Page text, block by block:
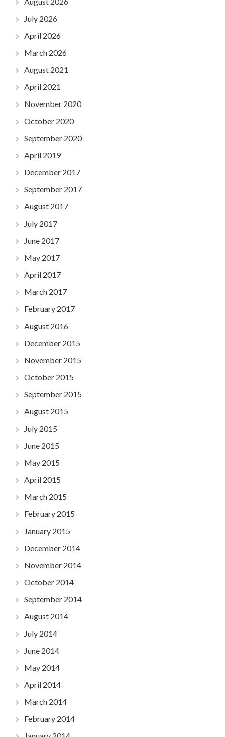
July 2026
April 2026
March 2026
August 2021
April 2021
November 2020
October 2020
September 2020
April 2019
December 2017
September 2017
August 2017
July 2017
June 2017
May 2017
April 2017
March 2017
February 2017
August 2016
December 2015
November 2015
October 2015
September 2015
August 2015
July 2015
June 2015
May 2015
April 2015
March 2015
February 2015
January 2015
December 2014
November 2014
October 2014
September 2014
August 2014
July 2014
June 2014
May 2014
April 2014
March 2014
February 2014